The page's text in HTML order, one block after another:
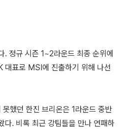
정규 시즌 1~2라운드 최종 순위에
대표로 MSI에 진출하기 위해 나선
했던 한진 브리온은 1라운드 중반
다. 비록 최근 강팀들을 만나 연패하